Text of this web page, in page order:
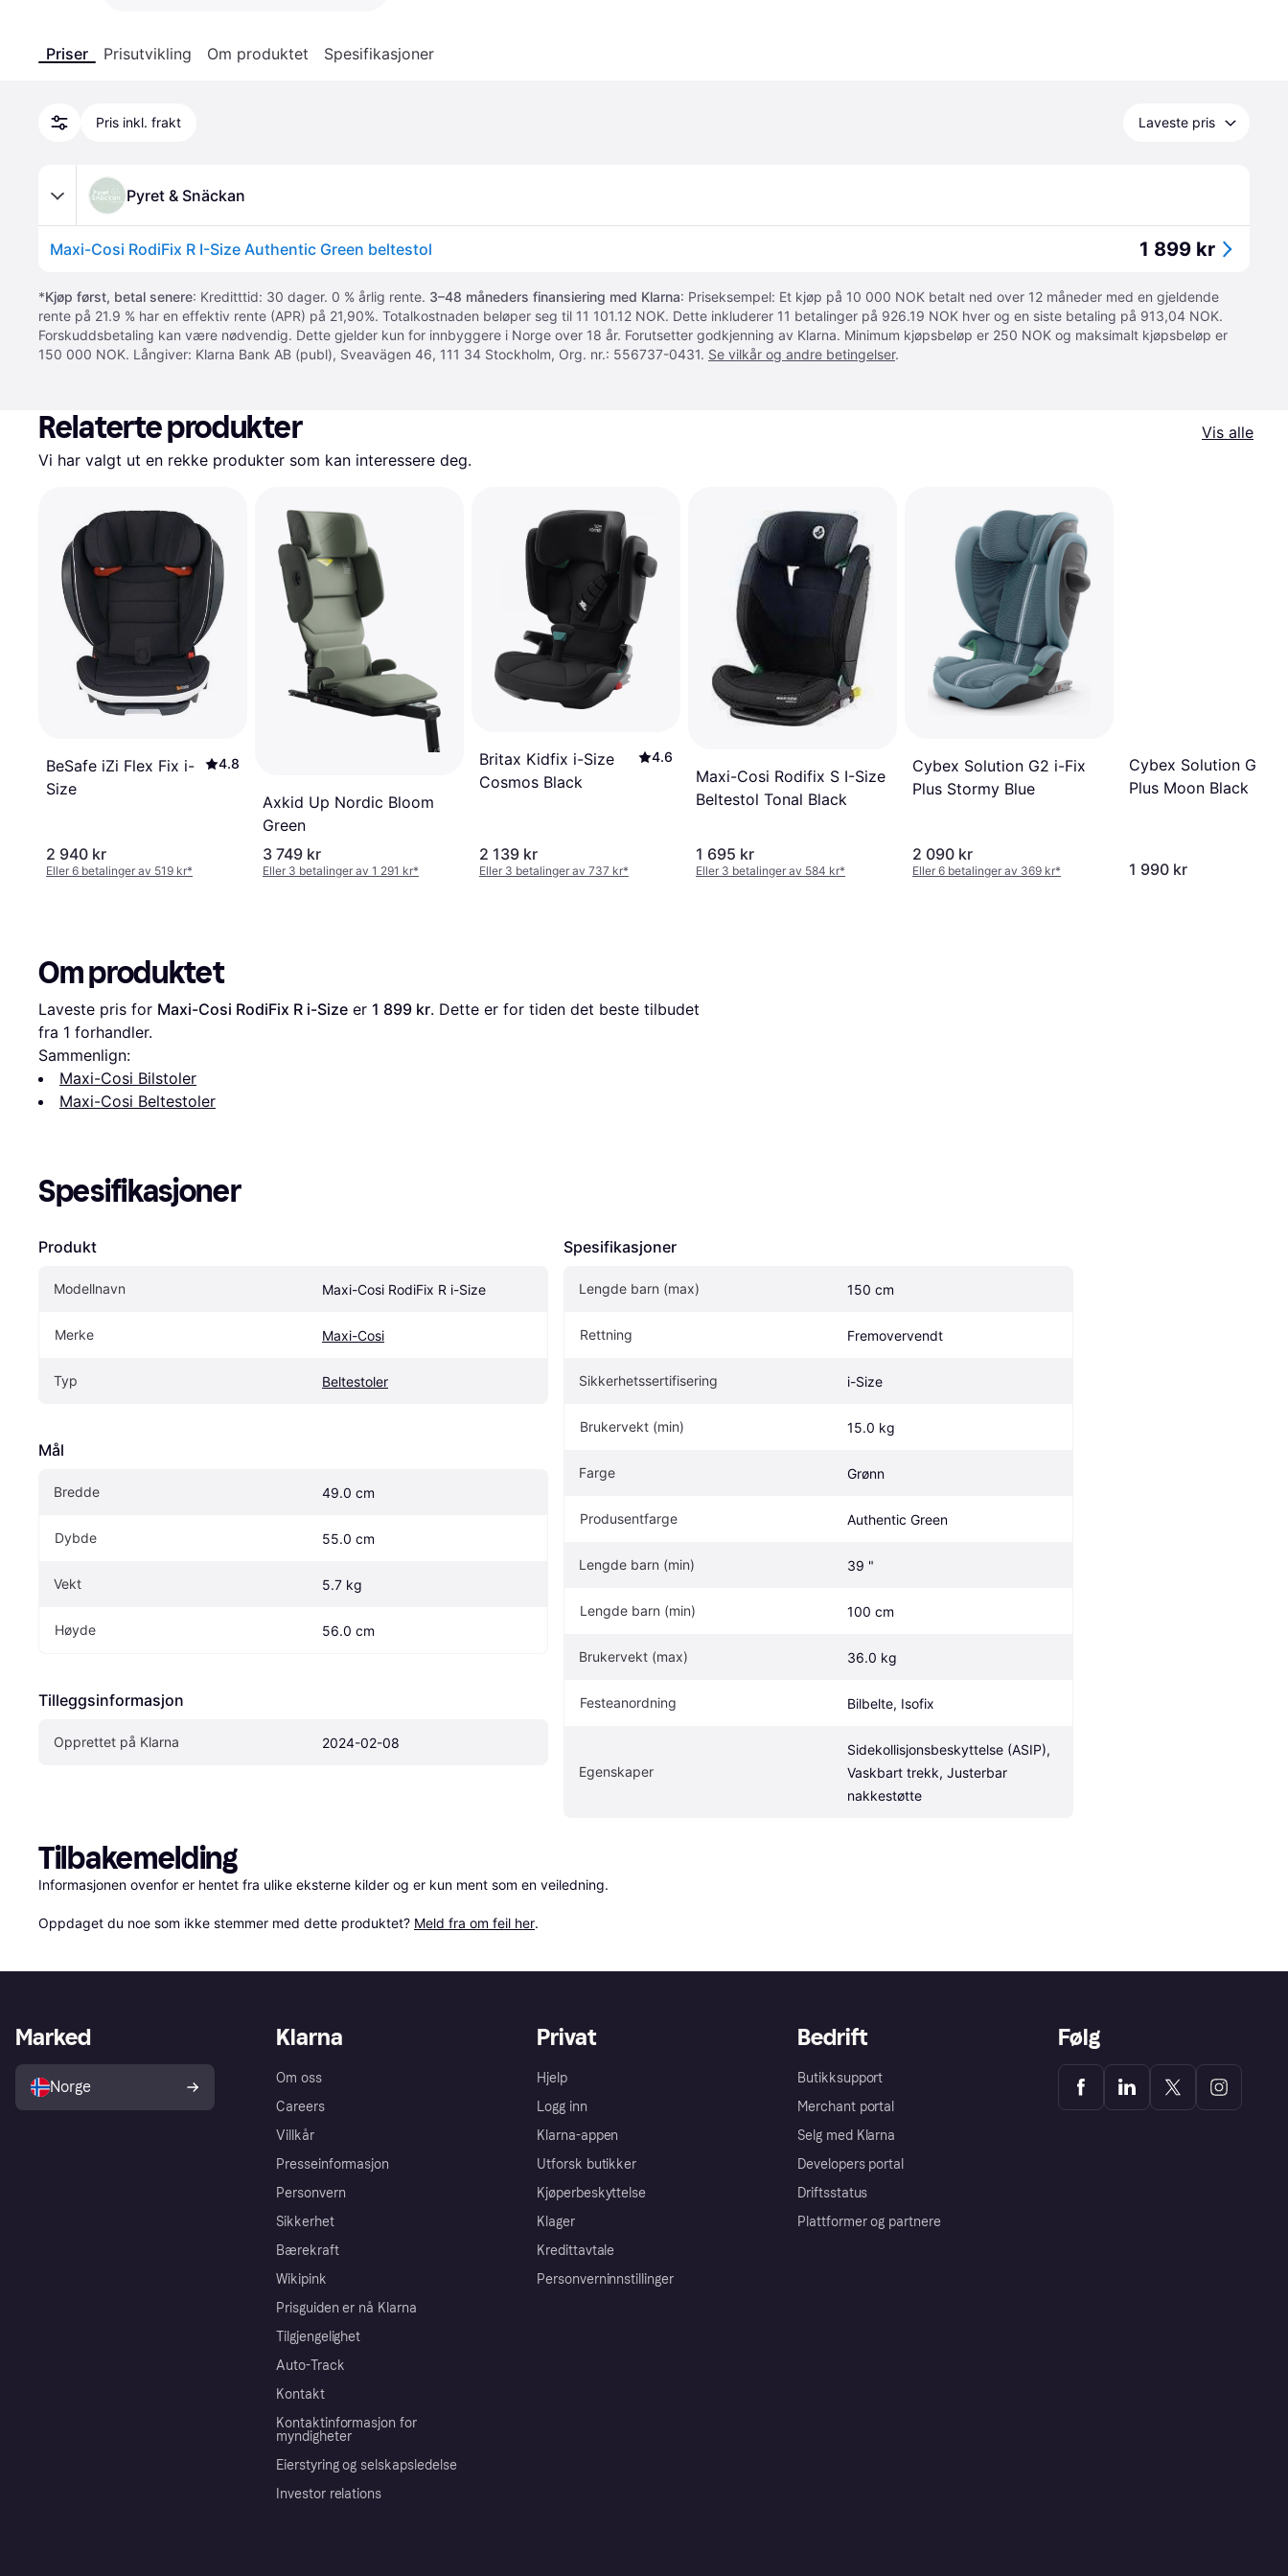
Priser Prisutvikling Om produktet Spesifikasjoner
Pris inkl. frakt Laveste pris
Pyret & Snäckan
Maxi-Cosi RodiFix R I-Size Authentic Green beltestol 1 899 kr
*Kjøp først, betal senere: Kreditttid: 30 dager. 0 % årlig rente. 3–48 måneders finansiering med Klarna: Priseksempel: Et kjøp på 10 000 NOK betalt ned over 12 måneder med en gjeldende
rente på 21.9 % har en effektiv rente (APR) på 21,90%. Totalkostnaden beløper seg til 11 101.12 NOK. Dette inkluderer 11 betalinger på 926.19 NOK hver og en siste betaling på 913,04 NOK.
Forskuddsbetaling kan være nødvendig. Dette gjelder kun for innbyggere i Norge over 18 år. Forutsetter godkjenning av Klarna. Minimum kjøpsbeløp er 250 NOK og maksimalt kjøpsbeløp er
150 000 NOK. Långiver: Klarna Bank AB (publ), Sveavägen 46, 111 34 Stockholm, Org. nr.: 556737-0431. Se vilkår og andre betingelser.
Relaterte produkter
Vis alle
Vi har valgt ut en rekke produkter som kan interessere deg.
BeSafe iZi Flex Fix i-
Size
4.8
2 940 kr
Eller 6 betalinger av 519 kr*
Axkid Up Nordic Bloom
Green
3 749 kr
Eller 3 betalinger av 1 291 kr*
Britax Kidfix i-Size
Cosmos Black
4.6
2 139 kr
Eller 3 betalinger av 737 kr*
Maxi-Cosi Rodifix S I-Size
Beltestol Tonal Black
1 695 kr
Eller 3 betalinger av 584 kr*
Cybex Solution G2 i-Fix
Plus Stormy Blue
2 090 kr
Eller 6 betalinger av 369 kr*
Cybex Solution G2 i-
Plus Moon Black
1 990 kr
Om produktet
Laveste pris for Maxi-Cosi RodiFix R i-Size er 1 899 kr. Dette er for tiden det beste tilbudet
fra 1 forhandler.
Sammenlign:
Maxi-Cosi Bilstoler
Maxi-Cosi Beltestoler
Spesifikasjoner
Produkt
Modellnavn Maxi-Cosi RodiFix R i-Size
Merke Maxi-Cosi
Typ Beltestoler
Mål
Bredde 49.0 cm
Dybde 55.0 cm
Vekt 5.7 kg
Høyde 56.0 cm
Tilleggsinformasjon
Opprettet på Klarna 2024-02-08
Spesifikasjoner
Lengde barn (max) 150 cm
Rettning Fremovervendt
Sikkerhetssertifisering i-Size
Brukervekt (min) 15.0 kg
Farge Grønn
Produsentfarge Authentic Green
Lengde barn (min) 39 "
Lengde barn (min) 100 cm
Brukervekt (max) 36.0 kg
Festeanordning Bilbelte, Isofix
Egenskaper
Sidekollisjonsbeskyttelse (ASIP),
Vaskbart trekk, Justerbar
nakkestøtte
Tilbakemelding
Informasjonen ovenfor er hentet fra ulike eksterne kilder og er kun ment som en veiledning.
Oppdaget du noe som ikke stemmer med dette produktet? Meld fra om feil her.
Klarna
Om oss
Careers
Villkår
Presseinformasjon
Personvern
Sikkerhet
Bærekraft
Wikipink
Prisguiden er nå Klarna
Tilgjengelighet
Auto-Track
Kontakt
Kontaktinformasjon for
myndigheter
Eierstyring og selskapsledelse
Investor relations
Privat
Hjelp
Logg inn
Klarna-appen
Utforsk butikker
Kjøperbeskyttelse
Klager
Kredittavtale
Personverninnstillinger
Bedrift
Butikksupport
Merchant portal
Selg med Klarna
Developers portal
Driftsstatus
Plattformer og partnere
Marked
Norge
Følg